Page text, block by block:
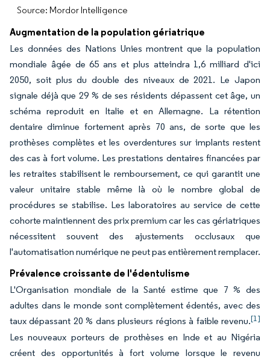
Source: Mordor Intelligence
Augmentation de la population gériatrique
Les données des Nations Unies montrent que la population
mondiale âgée de 65 ans et plus atteindra 1,6 milliard d'ici
2050, soit plus du double des niveaux de 2021. Le Japon
signale déjà que 29 % de ses résidents dépassent cet âge, un
schéma reproduit en Italie et en Allemagne. La rétention
dentaire diminue fortement après 70 ans, de sorte que les
prothèses complètes et les overdentures sur implants restent
des cas à fort volume. Les prestations dentaires financées par
les retraites stabilisent le remboursement, ce qui garantit une
valeur unitaire stable même là où le nombre global de
procédures se stabilise. Les laboratoires au service de cette
cohorte maintiennent des prix premium car les cas gériatriques
nécessitent souvent des ajustements occlusaux que
l'automatisation numérique ne peut pas entièrement remplacer.
Prévalence croissante de l'édentulisme
L'Organisation mondiale de la Santé estime que 7 % des
adultes dans le monde sont complètement édentés, avec des
taux dépassant 20 % dans plusieurs régions à faible revenu.[1]
Les nouveaux porteurs de prothèses en Inde et au Nigéria
créent des opportunités à fort volume lorsque le revenu